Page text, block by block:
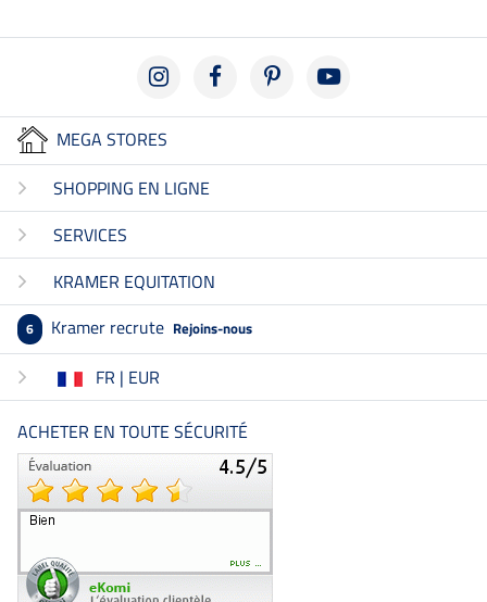
MEGA STORES
SHOPPING EN LIGNE
SERVICES
KRAMER EQUITATION
6 Kramer recrute Rejoins-nous
FR | EUR
ACHETER EN TOUTE SÉCURITÉ